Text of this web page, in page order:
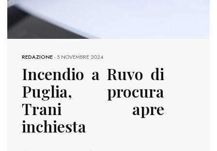
REDAZIONE-5 NOVEMBRE 2024
Incendio a Ruvo di
Puglia, procura
Trani apre
inchiesta